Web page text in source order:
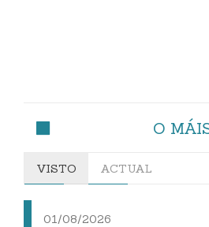
O
VISTO ACTUAL
01/08/2026